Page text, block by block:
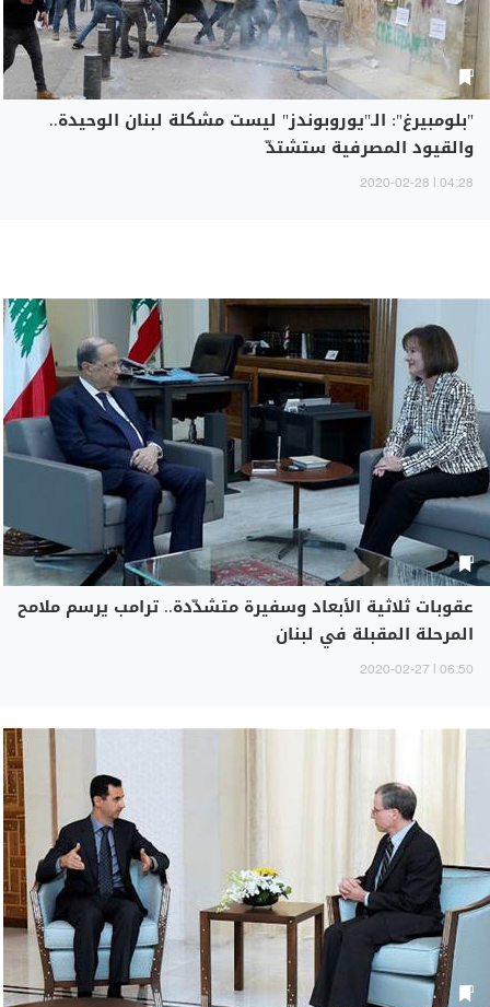
"بلومبيرغ": الـ"يوروبوندز" ليست مشكلة لبنان الوحيدة..
والقيود المصرفية ستشتدّ
04:28 | 2020-02-28
عقوبات ثلاثية الأبعاد وسفيرة متشدّدة.. ترامب يرسم ملامح
المرحلة المقبلة في لبنان
06:50 | 2020-02-27